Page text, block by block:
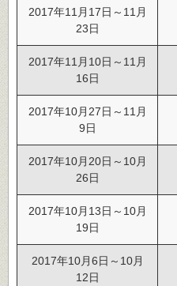
2017年11月17日～11月
23日
2017年11月10日～11月
16日
2017年10月27日～11月
9日
2017年10月20日～10月
26日
2017年10月13日～10月
19日
2017年10月6日～10月
12日